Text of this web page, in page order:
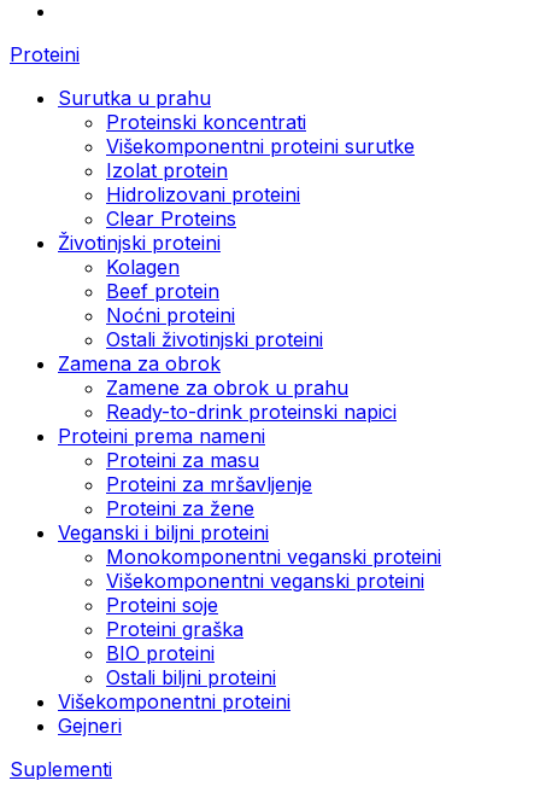
Proteini
Surutka u prahu
Proteinski koncentrati
Višekomponentni proteini surutke
Izolat protein
Hidrolizovani proteini
Clear Proteins
Životinjski proteini
Kolagen
Beef protein
Noćni proteini
Ostali životinjski proteini
Zamena za obrok
Zamene za obrok u prahu
Ready-to-drink proteinski napici
Proteini prema nameni
Proteini za masu
Proteini za mršavljenje
Proteini za žene
Veganski i biljni proteini
Monokomponentni veganski proteini
Višekomponentni veganski proteini
Proteini soje
Proteini graška
BIO proteini
Ostali biljni proteini
Višekomponentni proteini
Gejneri
Suplementi